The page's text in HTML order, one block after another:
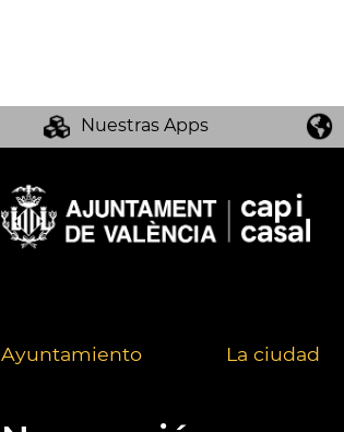
Nuestras Apps
Ayuntamiento La ciudad